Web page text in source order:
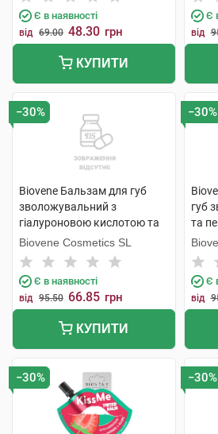
Є в наявності
від 69.00 48.30 грн
КУПИТИ
Є
від
−30%
Biovene Бальзам для губ
зволожувальний з
гіалуроновою кислотою та
чорницею 8 г 1 туба
Biovene Cosmetics SL
Є в наявності
від 95.50 66.85 грн
КУПИТИ
−30%
губ
та
Є
від
−30% −30%